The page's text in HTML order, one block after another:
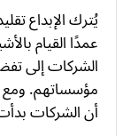
يُترك الإبداع
عمدًا القيام
الشركات إلى
مؤسساتهم. ومع
أن الشركات